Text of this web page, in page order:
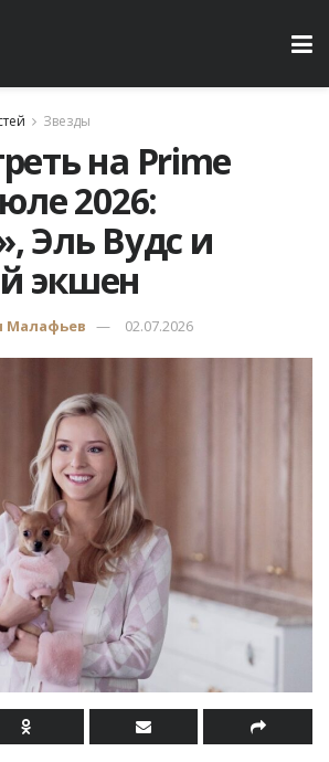
Звезды
на Prime
2026:
Эль Вудс и
экшен
Малафьев 02.07.2026